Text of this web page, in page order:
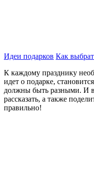
Идеи подарков Как
К каждому празднику
идет о подарке,
должны быть разными. И
рассказать, а также
правильно!